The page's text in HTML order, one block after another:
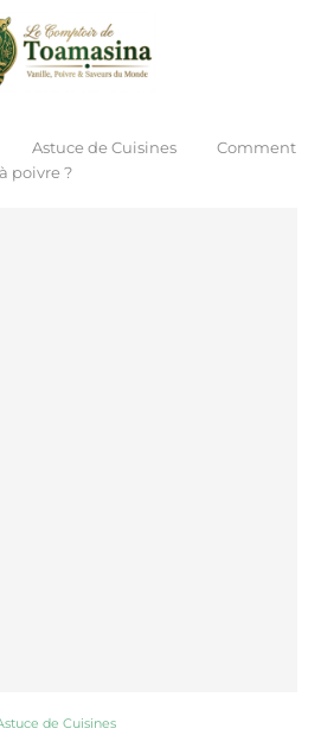
Astuce de Cuisines
Comment
poivre ?
de Cuisines